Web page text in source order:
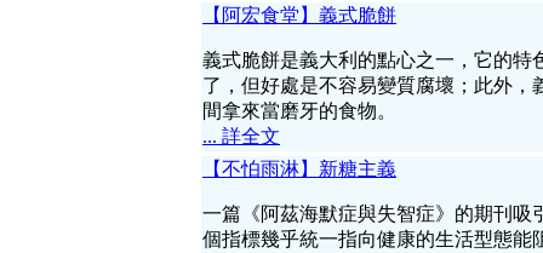
【阿宏食堂】義式脆餅
義式脆餅是義大利的點心之一，它的
了，但好處是不容易變質腐壞；此外
間拿來當磨牙的食物。
... 詳全文
【不怕雨淋】新糖主義
一篇《阿茲海默症與失智症》的期刊
個指標幾乎統一指向健康的生活型態